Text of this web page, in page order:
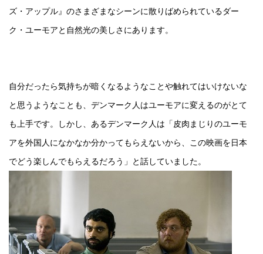
ズ・アップル』のさまざまなシーンに散りばめられているダー
ク・ユーモアと自然光の美しさにあります。
自分だったら気持ちが暗くなるようなことや触れてはいけないな
と思うようなことも、デンマーク人はユーモアに変えるのがとて
も上手です。しかし、あるデンマーク人は「皮肉まじりのユーモ
アを外国人になかなか分かってもらえないから、この映画を日本
でどう楽しんでもらえるだろう」と話していました。